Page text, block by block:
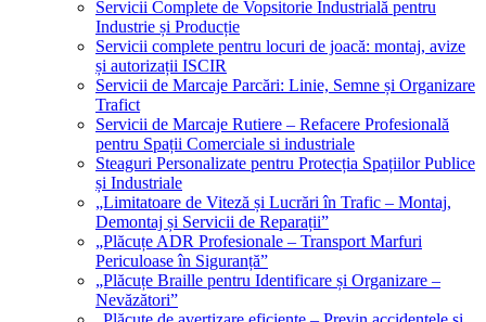
Servicii Complete de Vopsitorie Industrială pentru
Industrie și Producție
Servicii complete pentru locuri de joacă: montaj, avize
și autorizații ISCIR
Servicii de Marcaje Parcări: Linie, Semne și Organizare
Trafict
Servicii de Marcaje Rutiere – Refacere Profesională
pentru Spații Comerciale si industriale
Steaguri Personalizate pentru Protecția Spațiilor Publice
și Industriale
„Limitatoare de Viteză și Lucrări în Trafic – Montaj,
Demontaj și Servicii de Reparații”
„Plăcuțe ADR Profesionale – Transport Marfuri
Periculoase în Siguranță”
„Plăcuțe Braille pentru Identificare și Organizare –
Nevăzători”